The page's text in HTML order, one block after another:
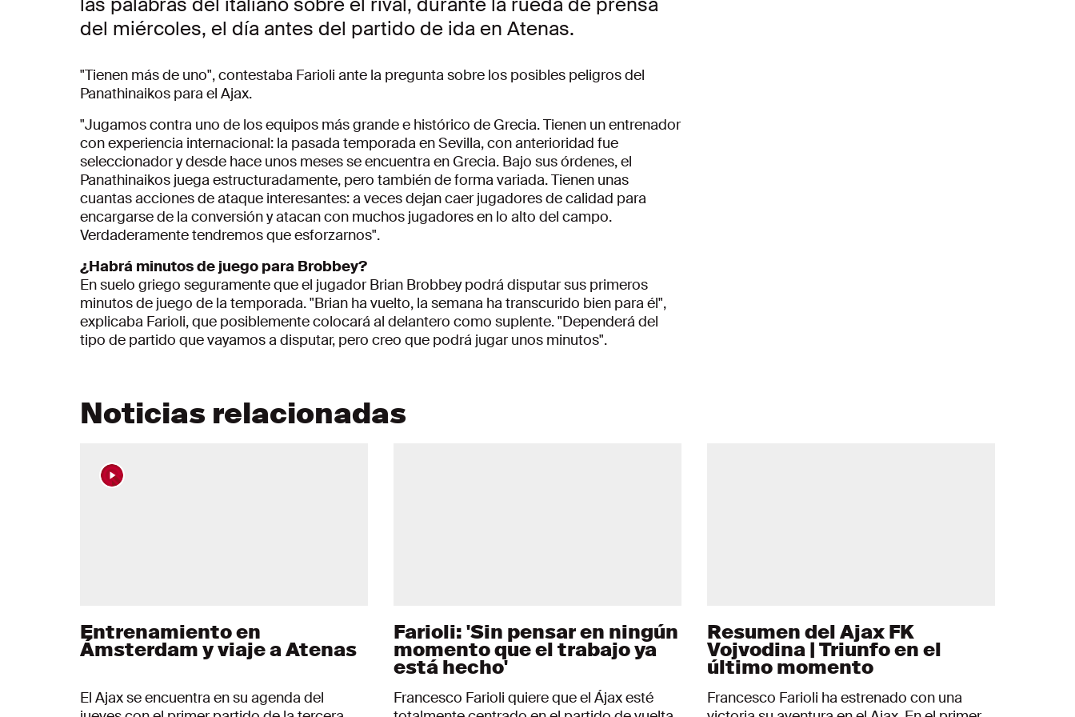
del miércoles, el día antes del partido de ida en Atenas.
"Tienen más de uno", contestaba Farioli ante la pregunta sobre los posibles peligros del
Panathinaikos para el Ajax.
"Jugamos contra uno de los equipos más grande e histórico de Grecia. Tienen un entrenador
con experiencia internacional: la pasada temporada en Sevilla, con anterioridad fue
seleccionador y desde hace unos meses se encuentra en Grecia. Bajo sus órdenes, el
Panathinaikos juega estructuradamente, pero también de forma variada. Tienen unas
cuantas acciones de ataque interesantes: a veces dejan caer jugadores de calidad para
encargarse de la conversión y atacan con muchos jugadores en lo alto del campo.
Verdaderamente tendremos que esforzarnos".
¿Habrá minutos de juego para Brobbey?
En suelo griego seguramente que el jugador Brian Brobbey podrá disputar sus primeros
minutos de juego de la temporada. "Brian ha vuelto, la semana ha transcurido bien para él",
explicaba Farioli, que posiblemente colocará al delantero como suplente. "Dependerá del
tipo de partido que vayamos a disputar, pero creo que podrá jugar unos minutos".
Noticias relacionadas
Entrenamiento en
Ámsterdam y viaje a Atenas
El Ajax se encuentra en su agenda del
Farioli: 'Sin pensar en ningún
momento que el trabajo ya
está hecho'
Francesco Farioli quiere que el Ájax esté
Resumen del Ajax FK
Vojvodina | Triunfo en el
último momento
Francesco Farioli ha estrenado con una